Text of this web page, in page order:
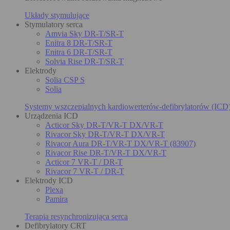
Układy stymulujące
Stymulatory serca
Amvia Sky DR-T/SR-T
Enitra 8 DR-T/SR-T
Enitra 6 DR-T/SR-T
Solvia Rise DR-T/SR-T
Elektrody
Solia CSP S
Solia
Systemy wszczepialnych kardiowerterów-defibrylatorów
Urządzenia ICD
Acticor Sky DR-T/VR-T DX/VR-T
Rivacor Sky DR-T/VR-T DX/VR-T
Rivacor Aura DR-T/VR-T DX/VR-T (83907)
Rivacor Rise DR-T/VR-T DX/VR-T
Acticor 7 VR-T / DR-T
Rivacor 7 VR-T / DR-T
Elektrody ICD
Plexa
Pamira
Terapia resynchronizująca serca
Defibrylatory CRT